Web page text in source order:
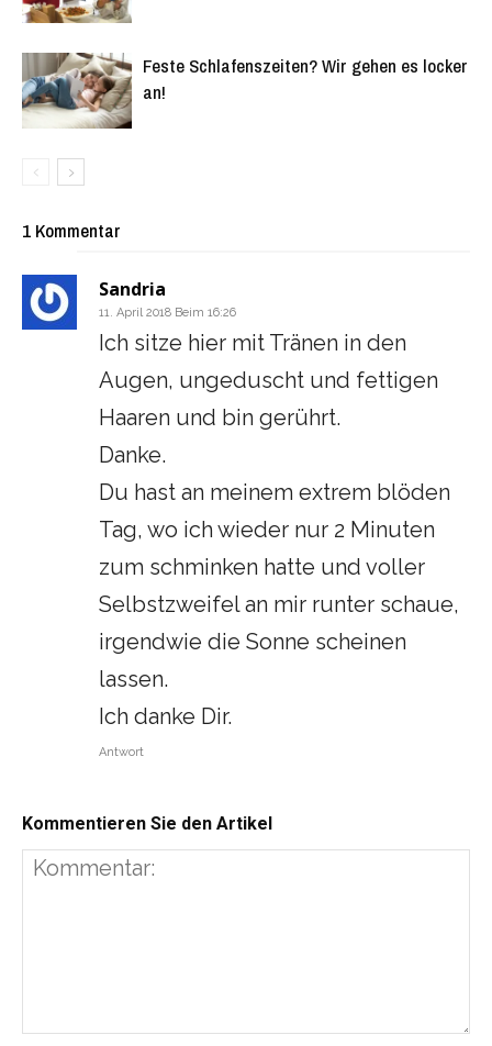
Feste Schlafenszeiten? Wir gehen es locker
an!
1 Kommentar
Sandria
11. April 2018 Beim 16:26
Ich sitze hier mit Tränen in den
Augen, ungeduscht und fettigen
Haaren und bin gerührt.
Danke.
Du hast an meinem extrem blöden
Tag, wo ich wieder nur 2 Minuten
zum schminken hatte und voller
Selbstzweifel an mir runter schaue,
irgendwie die Sonne scheinen
lassen.
Ich danke Dir.
Antwort
Kommentieren Sie den Artikel